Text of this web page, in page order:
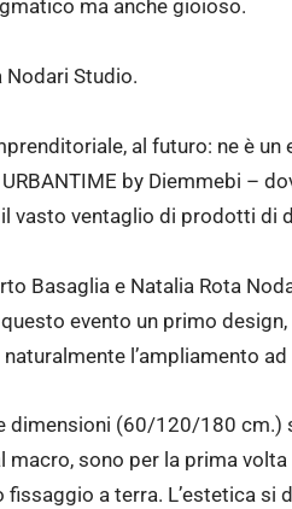
ma anche gioioso.
Nodari Studio.
al futuro: ne è
by Diemmebi –
vasto ventaglio di prodotti di
Basaglia e Natalia Rota
evento un primo
l’ampliamento
dimensioni (60/120/180
sono per la prima
a terra. L’estetica si